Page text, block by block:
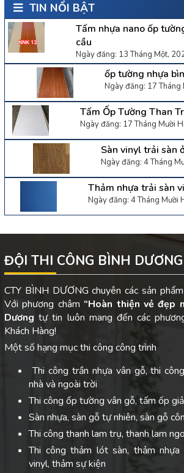
TIN NỔI BẬT
Tấm nhựa nano ốp
cầu
Ngày đăng: 13 Tháng Một,
ốp tường nhựa
Ngày đăng: 17
Tấm Ốp Tường Than
Ngày đăng: 17 Tháng Mười
Sàn vinyl trải sàn
Ngày đăng: 4 Tháng
Thảm nhựa trải sàn
Ngày đăng: 4 Tháng Mười
ĐỘI THI CÔNG BÌNH DƯƠNG
CTY BÌNH DƯƠNG chuyên các sản
Với phương châm “Hoàn thiện vẻ đẹp
Dươngtự tin luôn mang đến các
Khách Hàng!
Một số hạng mục thi công công trình
Thi công trần nhựa vân gỗ, thi
nhà và ngoài trời
Thi công ốp tường vân gỗ, tấm ốp
Sàn nhựa, sàn gỗ tự nhiên, sàn gỗ
Thi công thanh lam trụ, thanh lam
Thi công thảm lót sàn, thảm nhựa
vinyl, thảm sự kiện